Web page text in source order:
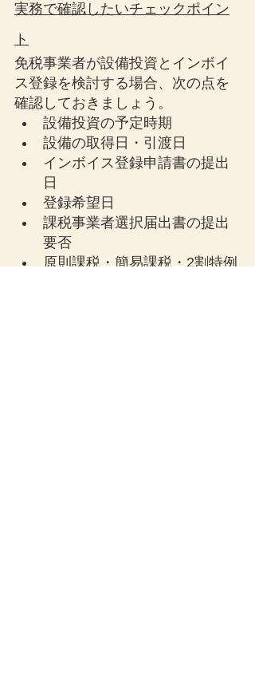
実務で確認したいチェックポイン
ト
免税事業者が設備投資とインボイ
ス登録を検討する場合、次の点を
確認しておきましょう。
設備投資の予定時期
設備の取得日・引渡日
インボイス登録申請書の提出
日
登録希望日
課税事業者選択届出書の提出
要否
原則課税・簡易課税・2割特例